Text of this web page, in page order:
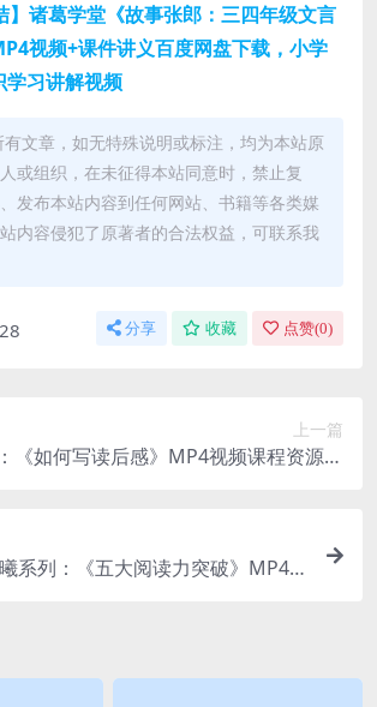
】诸葛学堂《故事张郎：三四年级文言
视频+课件讲义百度网盘下载，小学
学习讲解视频
文章，如无特殊说明或标注，均为本站原
或组织，在未征得本站同意时，禁止复
发布本站内容到任何网站、书籍等各类媒
内容侵犯了原著者的合法权益，可联系我
分享 收藏 点赞(0)
上一篇
《如何写读后感》MP4视频课程资源百
曦系列：《五大阅读力突破》MP4